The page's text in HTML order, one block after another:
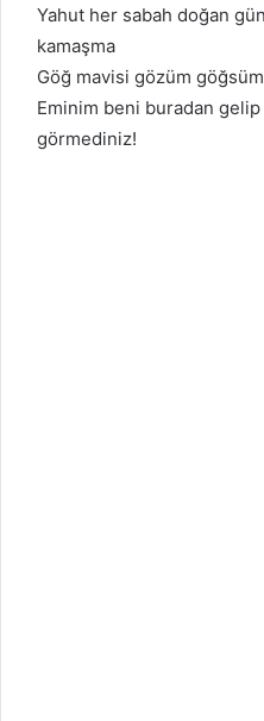
Yahut her sabah doğan
kamaşma
Göğ mavisi gözüm
Eminim beni buradan
görmediniz!